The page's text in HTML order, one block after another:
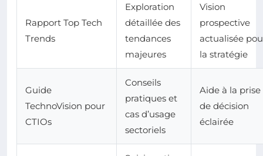
Rapport Top Tech
Trends
Exploration
détaillée des
tendances
majeures
Vision
prospective
actualisée
la stratégie
Guide
TechnoVision pour
CTIOs
Conseils
pratiques et
cas d’usage
sectoriels
Aide à la prise
de décision
éclairée